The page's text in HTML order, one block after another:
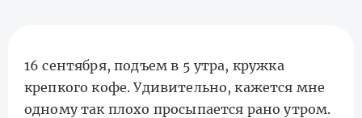
16 сентября, подъем в 5 утра, кружка
крепкого кофе. Удивительно, кажется мне
одному так плохо просыпается рано утром.